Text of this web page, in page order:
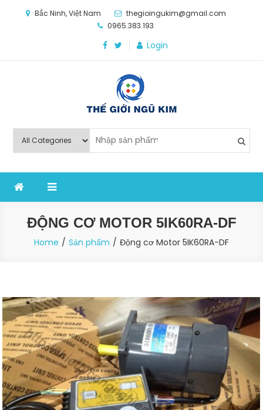
Bắc Ninh, Việt Nam
thegioingukim@gmail.com
0965.383.193
Login
Thế Giới Ngũ Kim
nghiệp sản xuất
ĐỘNG CƠ MOTOR 5IK60RA-DF
Home Sản phẩm Động cơ Motor 5IK60RA-DF